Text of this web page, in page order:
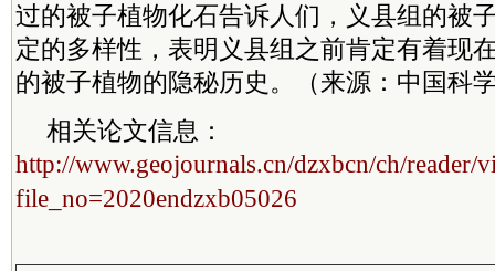
过的被子植物化石告诉人们，义县组的被
定的多样性，表明义县组之前肯定有着现
的被子植物的隐秘历史。（来源：中国科
相关论文信息：
http://www.geojournals.cn/dzxbcn/ch/reader/
file_no=2020endzxb05026